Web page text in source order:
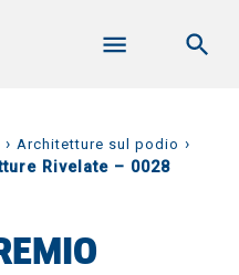
› Architetture sul podio ›
Rivelate – 0028